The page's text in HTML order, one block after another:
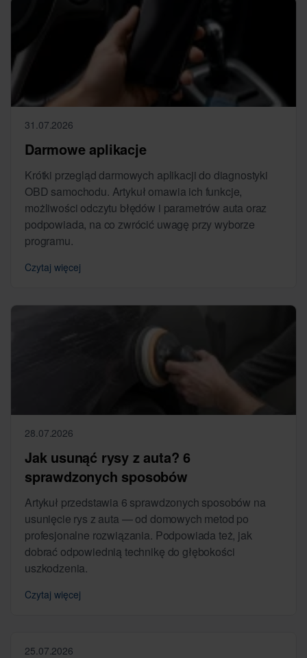
31.07.2026
Darmowe aplikacje
Krótki przegląd darmowych aplikacji do diagnostyki
OBD samochodu. Artykuł omawia ich funkcje,
możliwości odczytu błędów i parametrów auta oraz
podpowiada, na co zwrócić uwagę przy wyborze
programu.
Czytaj więcej
28.07.2026
Jak usunąć rysy z auta? 6
sprawdzonych sposobów
Artykuł przedstawia 6 sprawdzonych sposobów na
usunięcie rys z auta — od domowych metod po
profesjonalne rozwiązania. Podpowiada też, jak
dobrać odpowiednią technikę do głębokości
uszkodzenia.
Czytaj więcej
25.07.2026